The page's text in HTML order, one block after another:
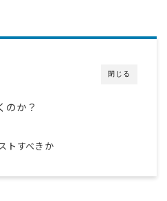
閉じる
のか？
トすべきか